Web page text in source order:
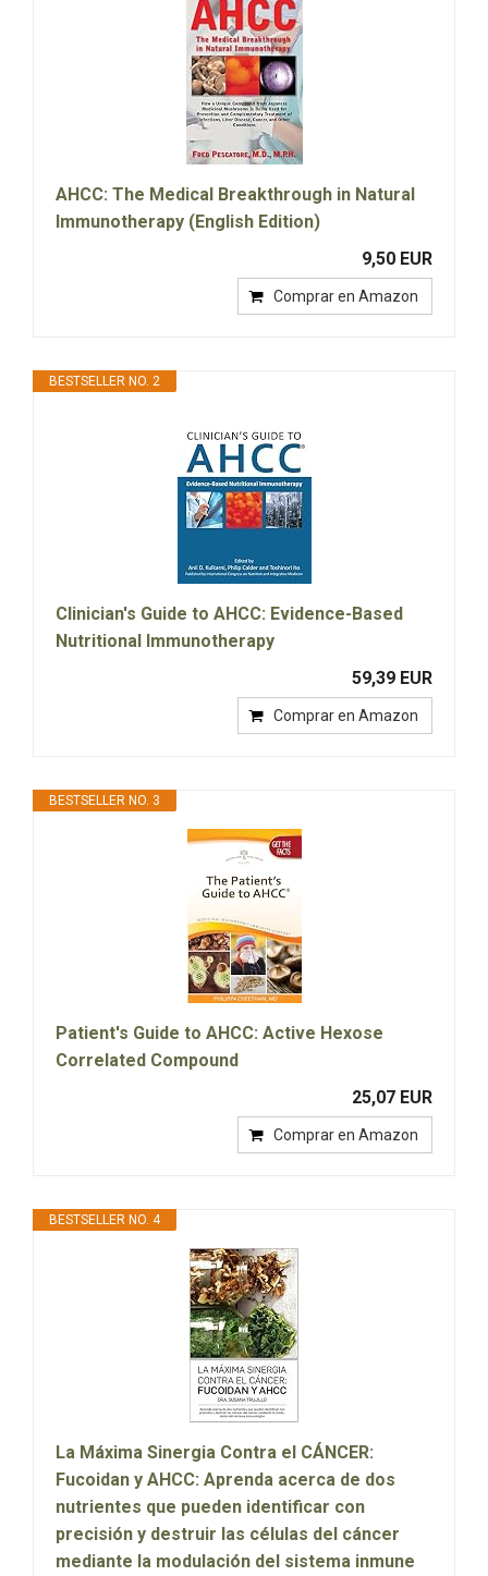
AHCC: The Medical Breakthrough in Natural
Immunotherapy (English Edition)
9,50 EUR
Comprar en Amazon
BESTSELLER NO. 2
Clinician's Guide to AHCC: Evidence-Based
Nutritional Immunotherapy
59,39 EUR
Comprar en Amazon
BESTSELLER NO. 3
Patient's Guide to AHCC: Active Hexose
Correlated Compound
25,07 EUR
Comprar en Amazon
BESTSELLER NO. 4
La Máxima Sinergia Contra el CÁNCER:
Fucoidan y AHCC: Aprenda acerca de dos
nutrientes que pueden identificar con
precisión y destruir las células del cáncer
mediante la modulación del sistema inmune